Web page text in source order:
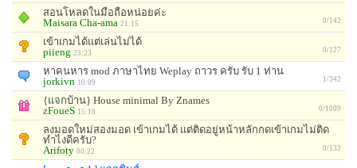
สอนโหลดในมือถือหน่อยค่ะ
Maisara Cha-ama 21:15 0/142
เข้าเกมได้แต่เล่นไม่ได้
piieng 23:23 0/127
หาคนหาร mod ภาษาไทย Weplay ถาวร ครับ รับ 1 ท่าน
jorkivn 10:09 1/342
{แจกบ้าน} House minimal By Znames
zFoueS 15:10 0/1009
ลงมอดใหม่สองมอด เข้าเกมได้ แต่ติดอยู่หน้าหลักกดเข้าเกมไม่ติด
ทำไงดีครับ?
Arifoty 00:22 0/132